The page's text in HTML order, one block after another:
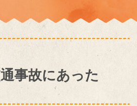
事故にあった